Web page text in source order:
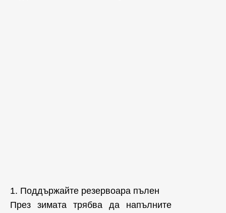
1. Поддържайте резервоара пълен
През зимата трябва да напълните